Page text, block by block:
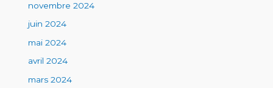
novembre 2024
juin 2024
mai 2024
avril 2024
mars 2024